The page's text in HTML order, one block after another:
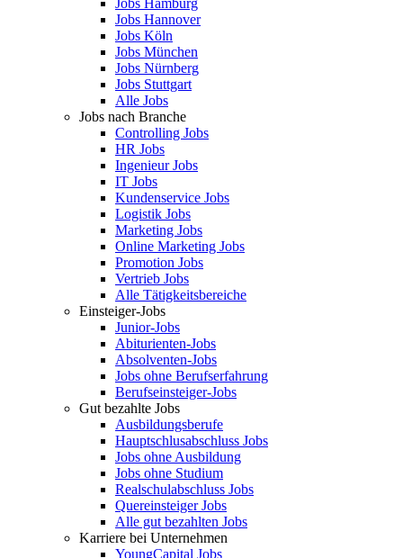
Jobs Hamburg
Jobs Hannover
Jobs Köln
Jobs München
Jobs Nürnberg
Jobs Stuttgart
Alle Jobs
Jobs nach Branche
Controlling Jobs
HR Jobs
Ingenieur Jobs
IT Jobs
Kundenservice Jobs
Logistik Jobs
Marketing Jobs
Online Marketing Jobs
Promotion Jobs
Vertrieb Jobs
Alle Tätigkeitsbereiche
Einsteiger-Jobs
Junior-Jobs
Abiturienten-Jobs
Absolventen-Jobs
Jobs ohne Berufserfahrung
Berufseinsteiger-Jobs
Gut bezahlte Jobs
Ausbildungsberufe
Hauptschlusabschluss Jobs
Jobs ohne Ausbildung
Jobs ohne Studium
Realschulabschluss Jobs
Quereinsteiger Jobs
Alle gut bezahlten Jobs
Karriere bei Unternehmen
YoungCapital Jobs